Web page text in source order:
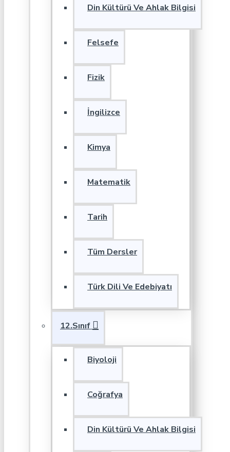
Din Kültürü Ve Ahlak Bilgisi
Felsefe
Fizik
İngilizce
Kimya
Matematik
Tarih
Tüm Dersler
Türk Dili Ve Edebiyatı
12.Sınıf
Biyoloji
Coğrafya
Din Kültürü Ve Ahlak Bilgisi